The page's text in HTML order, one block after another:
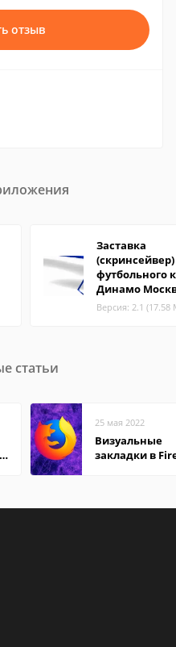
отзыв
Заставка
(скринсейвер)
футбольного
Динамо
Версия: 2.1 (17.58
статьи
25 мая 2022
Визуальные
закладки в